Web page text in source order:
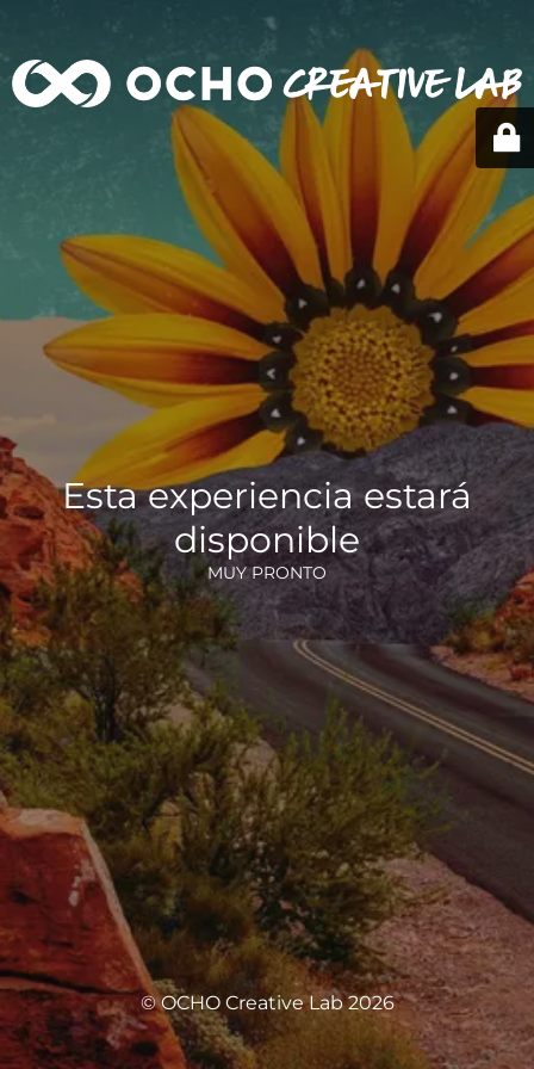
Esta experiencia estará
disponible
MUY PRONTO
© OCHO Creative Lab 2026